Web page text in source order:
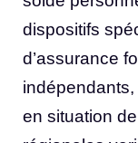
dispositifs
d’assurance
indépendants,
en situation